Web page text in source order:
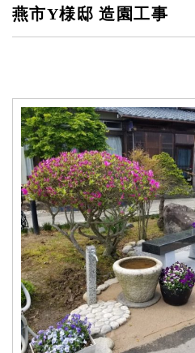
燕市Y様邸 造園工事